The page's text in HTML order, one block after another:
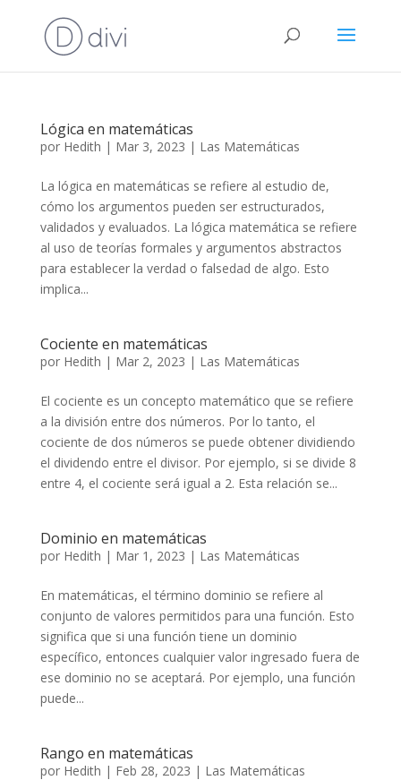
Lógica en matemáticas
por Hedith | Mar 3, 2023 | Las Matemáticas
La lógica en matemáticas se refiere al estudio de,
cómo los argumentos pueden ser estructurados,
validados y evaluados. La lógica matemática se refiere
al uso de teorías formales y argumentos abstractos
para establecer la verdad o falsedad de algo. Esto
implica...
Cociente en matemáticas
por Hedith | Mar 2, 2023 | Las Matemáticas
El cociente es un concepto matemático que se refiere
a la división entre dos números. Por lo tanto, el
cociente de dos números se puede obtener dividiendo
el dividendo entre el divisor. Por ejemplo, si se divide 8
entre 4, el cociente será igual a 2. Esta relación se...
Dominio en matemáticas
por Hedith | Mar 1, 2023 | Las Matemáticas
En matemáticas, el término dominio se refiere al
conjunto de valores permitidos para una función. Esto
significa que si una función tiene un dominio
específico, entonces cualquier valor ingresado fuera de
ese dominio no se aceptará. Por ejemplo, una función
puede...
Rango en matemáticas
por Hedith | Feb 28, 2023 | Las Matemáticas